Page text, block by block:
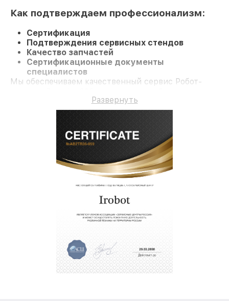
Как подтверждаем профессионализм:
Сертификация
Подтверждения сервисных стендов
Качество запчастей
Сертификационные документы
специалистов
Мы обеспечиваем качественный сервис Робот-
Развернуть